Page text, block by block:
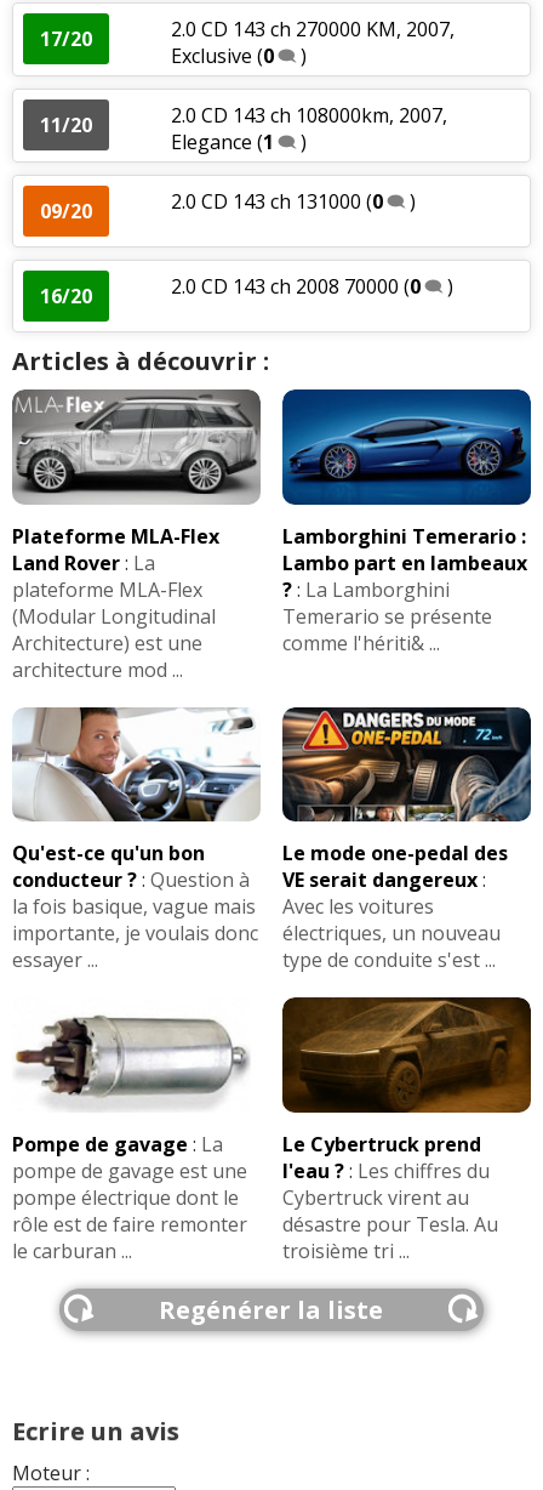
17/20
2.0 CD 143 ch 270000 KM, 2007,
Exclusive (0 )
11/20
2.0 CD 143 ch 108000km, 2007,
Elegance (1 )
09/20 2.0 CD 143 ch 131000 (0 )
16/20 2.0 CD 143 ch 2008 70000 (0 )
Articles à découvrir :
Plateforme MLA-Flex
Land Rover: La
plateforme MLA-Flex
(Modular Longitudinal
Architecture) est une
architecture mod ...
Lamborghini Temerario :
Lambo part en lambeaux
?: La Lamborghini
Temerario se présente
comme l'hériti& ...
Qu'est-ce qu'un bon
conducteur ?: Question à
la fois basique, vague mais
importante, je voulais donc
essayer ...
Le mode one-pedal des
VE serait dangereux:
Avec les voitures
électriques, un nouveau
type de conduite s'est ...
Pompe de gavage : La
pompe de gavage est une
pompe électrique dont le
rôle est de faire remonter
le carburan ...
Le Cybertruck prend
l'eau ?: Les chiffres du
Cybertruck virent au
désastre pour Tesla. Au
troisième tri ...
Regénérer la liste
Ecrire un avis
Moteur :